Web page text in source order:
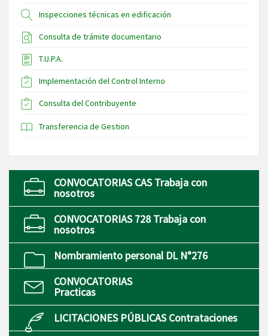
Inspecciones técnicas en edificación
Consulta de trámite documentario
T.U.P.A.
Implementación del Control Interno
Consulta del Contribuyente
Transferencia de Gestion
CONVOCATORIAS CAS Trabaja con
nosotros
CONVOCATORIAS 728 Trabaja con
nosotros
Nombramiento personal DL N°276
CONVOCATORIAS
Practicas
LICITACIONES PÚBLICAS Contrataciones